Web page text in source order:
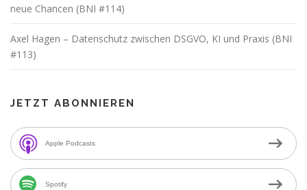
neue Chancen (BNI #114)
Axel Hagen – Datenschutz zwischen DSGVO, KI und Praxis (BNI
#113)
JETZT ABONNIEREN
Apple Podcasts
Spotify